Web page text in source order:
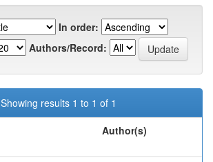
In order:
Authors/Record:
Showing results 1 to 1 of 1
Author(s)